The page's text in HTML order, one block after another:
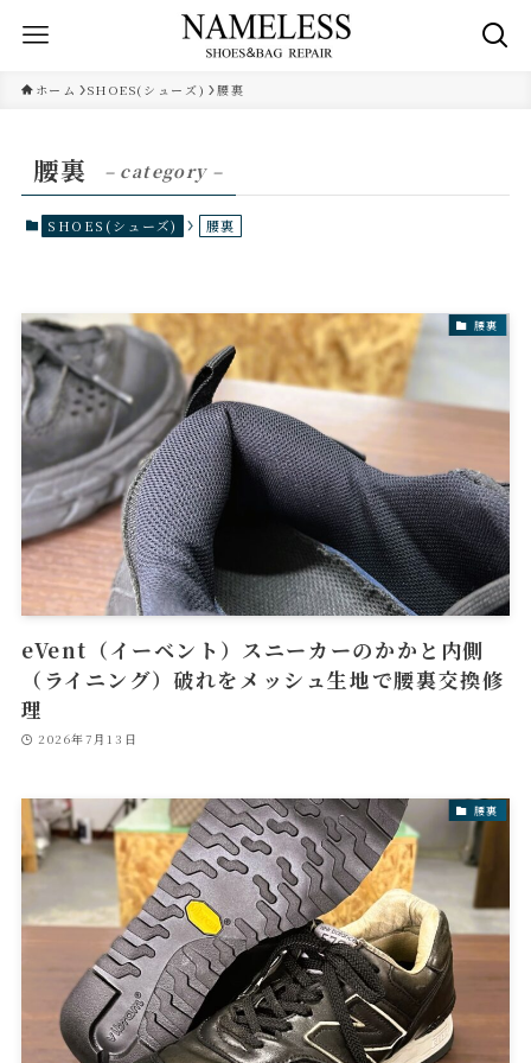
ホーム SHOES(シューズ) 腰裏
腰裏 – category –
SHOES(シューズ) 腰裏
腰裏
eVent（イーベント）スニーカーのかかと内側
（ライニング）破れをメッシュ生地で腰裏交換修
理
2026年7月13日
腰裏